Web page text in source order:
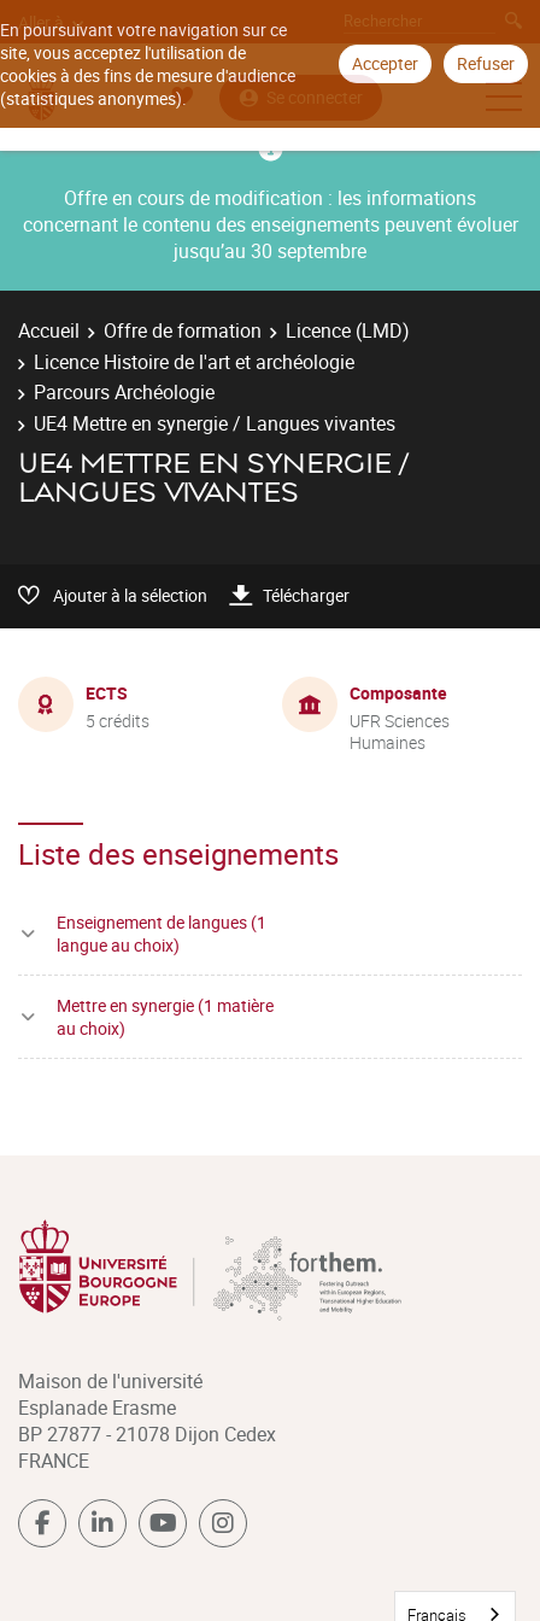
En poursuivant votre navigation sur ce
site, vous acceptez l'utilisation de
cookies à des fins de mesure d'audience
(statistiques anonymes).
Accepter Refuser
Aller à
Se connecter
Offre en cours de modification : les informations
concernant le contenu des enseignements peuvent évoluer
jusqu’au 30 septembre
Accueil Offre de formation
Licence (LMD)
Licence Histoire de l'art et archéologie
Parcours Archéologie
UE4 Mettre en synergie / Langues vivantes
UE4 METTRE EN SYNERGIE /
LANGUES VIVANTES
Ajouter à la sélection Télécharger
ECTS
5 crédits
Composante
UFR Sciences
Humaines
Liste des enseignements
Enseignement de langues (1
langue au choix)
Mettre en synergie (1 matière
au choix)
Maison de l'université
Esplanade Erasme
BP 27877 - 21078 Dijon Cedex
FRANCE
Français